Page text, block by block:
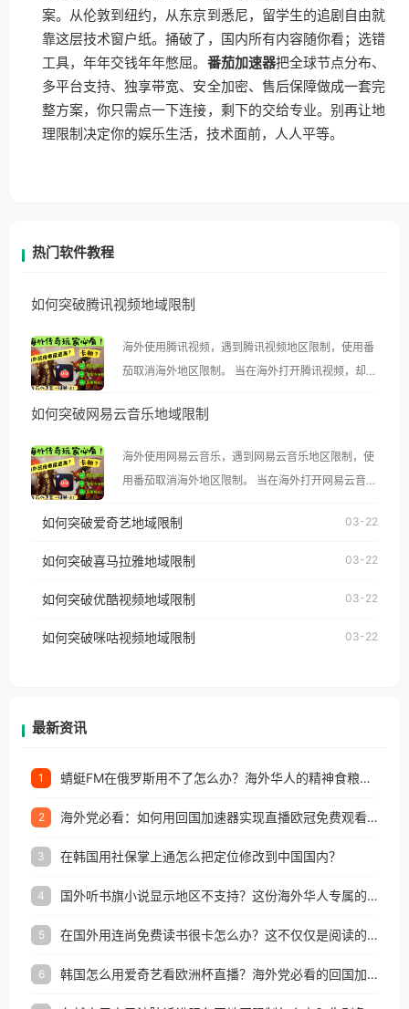
案。从伦敦到纽约，从东京到悉尼，留学生的追剧自由就
靠这层技术窗户纸。捅破了，国内所有内容随你看；选错
工具，年年交钱年年憋屈。 番茄加速器把全球节点分布、
多平台支持、独享带宽、安全加密、售后保障做成一套完
整方案，你只需点一下连接，剩下的交给专业。别再让地
理限制决定你的娱乐生活，技术面前，人人平等。
热门软件教程
如何突破腾讯视频地域限制
海外使用腾讯视频，遇到腾讯视频地区限制，使用番
茄取消海外地区限制。 当在海外打开腾讯视频，却突
示语。 海外用户如香港、澳门、台湾、美国、加拿
像其他音乐平台一样，出现地区及版权限制问题，且
仅能在中国大陆地区播放。 遇到这个问题的朋友们，
台湾、美国、加拿大、澳大利亚、欧洲等国家和地区
权限制所困扰。
如何突破网易云音乐地域限制
海外使用网易云音乐，遇到网易云音乐地区限制，使
用番茄取消海外地区限制。 当在海外打开网易云音
播放”的提示语。 海外用户如香港、澳门、台湾、美
制问题，且仅能在中国大陆地区播放。 遇到这个问题
户收听网易云音乐地区版权限制」的问题，无论人在
如何突破爱奇艺地域限制 03-22
如何突破喜马拉雅地域限制 03-22
如何突破优酷视频地域限制 03-22
如何突破咪咕视频地域限制 03-22
最新资讯
1 蜻蜓FM在俄罗斯用不了怎么办？海外华人的精神食粮补给方案
2 海外党必看：如何用回国加速器实现直播欧冠免费观看？附影视音乐全攻略
3 在韩国用社保掌上通怎么把定位修改到中国国内？
4 国外听书旗小说显示地区不支持？这份海外华人专属的国内内容解锁指南请收好
5 在国外用连尚免费读书很卡怎么办？这不仅仅是阅读的烦恼
6 韩国怎么用爱奇艺看欧洲杯直播？海外党必看的回国加速全攻略